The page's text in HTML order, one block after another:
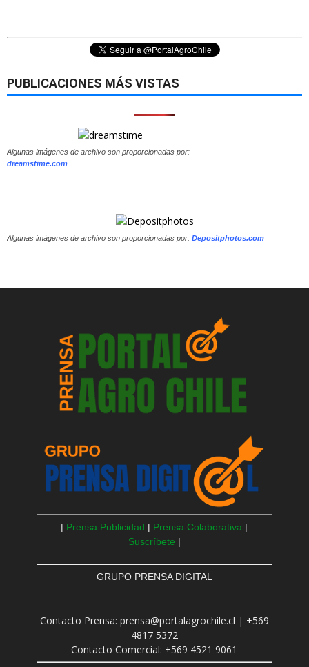
PUBLICACIONES MÁS VISTAS
Algunas imágenes de archivo son proporcionadas por:
dreamstime.com
Algunas imágenes de archivo son proporcionadas por: Depositphotos.com
| Prensa Publicidad | Prensa Colaborativa |
Suscríbete |
GRUPO PRENSA DIGITAL
Contacto Prensa: prensa@portalagrochile.cl | +569
4817 5372
Contacto Comercial: +569 4521 9061